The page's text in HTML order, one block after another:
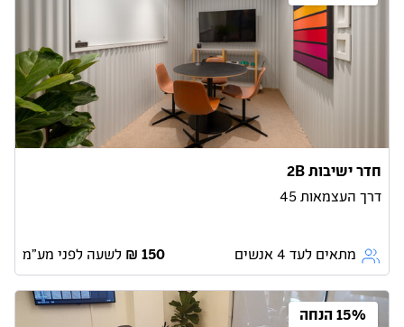
חדר ישיבות 2B
דרך העצמאות 45
מתאים לעד 4 אנשים לשעה לפני מע״מ
15% הנחה